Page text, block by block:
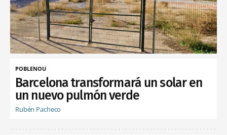
POBLENOU
Barcelona transformará un solar en
un nuevo pulmón verde
Rubén Pacheco